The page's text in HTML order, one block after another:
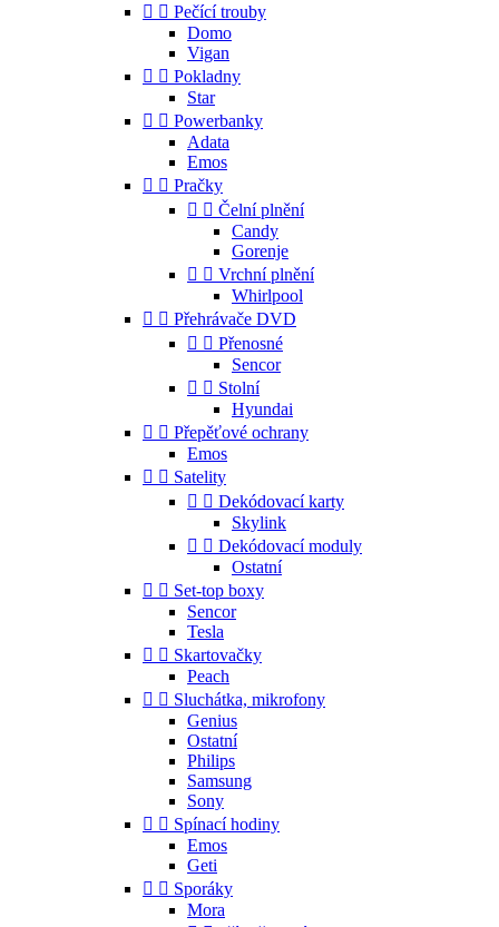
  Pečící trouby
Domo
Vigan
  Pokladny
Star
  Powerbanky
Adata
Emos
  Pračky
  Čelní plnění
Candy
Gorenje
  Vrchní plnění
Whirlpool
  Přehrávače DVD
  Přenosné
Sencor
  Stolní
Hyundai
  Přepěťové ochrany
Emos
  Satelity
  Dekódovací karty
Skylink
  Dekódovací moduly
Ostatní
  Set-top boxy
Sencor
Tesla
  Skartovačky
Peach
  Sluchátka, mikrofony
Genius
Ostatní
Philips
Samsung
Sony
  Spínací hodiny
Emos
Geti
  Sporáky
Mora